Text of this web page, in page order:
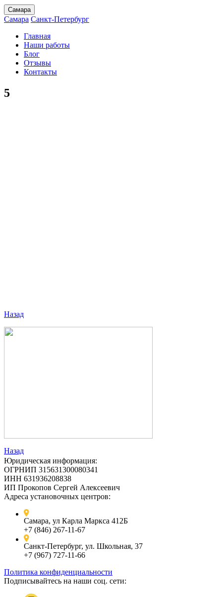
Самара
Самара Санкт-Петербург
Главная
Наши работы
Блог
Отзывы
Контакты
5
Назад
Назад
Юридическая информация:
ОГРНИП 315631300080341
ИНН 631936208838
ИП Прокопов Сергей Алексеевич
Адреса установочных центров:
Самара, ул Карла Маркса 412Б
+7 (846) 267-11-67
Санкт-Петербург, ул. Школьная, 37
+7 (967) 727-11-66
Политика конфиденциальности
Подписывайтесь на наши соц. сети: